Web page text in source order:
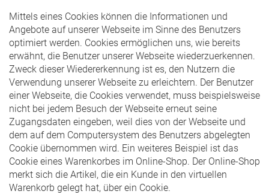
Mittels eines Cookies können die Informationen und
Angebote auf unserer Webseite im Sinne des Benutzers
optimiert werden. Cookies ermöglichen uns, wie bereits
erwähnt, die Benutzer unserer Webseite wiederzuerkennen.
Zweck dieser Wiedererkennung ist es, den Nutzern die
Verwendung unserer Webseite zu erleichtern. Der Benutzer
einer Webseite, die Cookies verwendet, muss beispielsweise
nicht bei jedem Besuch der Webseite erneut seine
Zugangsdaten eingeben, weil dies von der Webseite und
dem auf dem Computersystem des Benutzers abgelegten
Cookie übernommen wird. Ein weiteres Beispiel ist das
Cookie eines Warenkorbes im Online-Shop. Der Online-Shop
merkt sich die Artikel, die ein Kunde in den virtuellen
Warenkorb gelegt hat, über ein Cookie.